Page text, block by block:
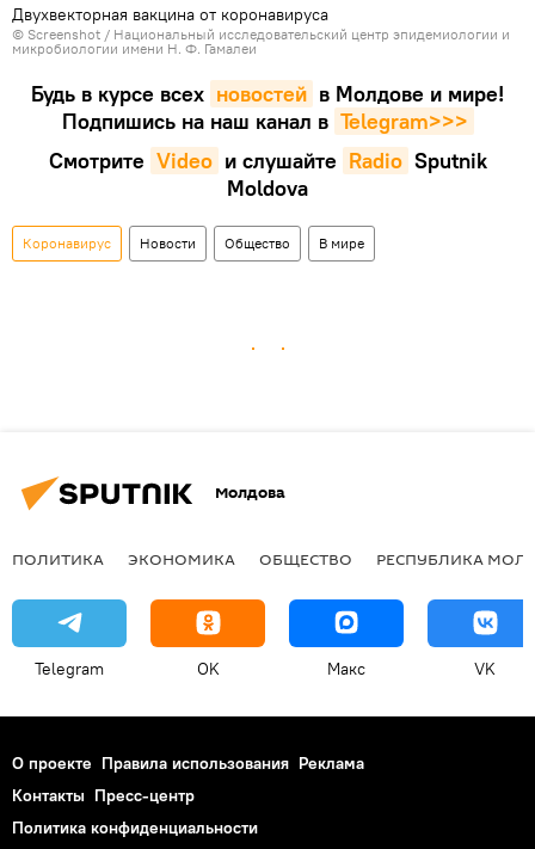
Двухвекторная вакцина от коронавируса
© Screenshot / Национальный исследовательский центр эпидемиологии и
микробиологии имени Н. Ф. Гамалеи
Будь в курсе всех новостей в Молдове и мире!
Подпишись на наш канал в Telegram>>>
Смотрите Video и слушайте Radio Sputnik
Moldova
Коронавирус Новости Общество В мире
Молдова
ПОЛИТИКА ЭКОНОМИКА ОБЩЕСТВО РЕСПУБЛИКА
Telegram OK Макс VK
О проекте Правила использования Реклама
Контакты Пресс-центр
Политика конфиденциальности